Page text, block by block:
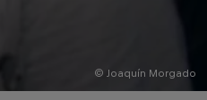
© Joaquín Morgado